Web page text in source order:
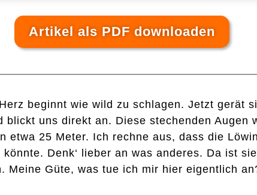
Artikel als PDF downloaden
beginnt wie wild zu schlagen. Jetzt gerät
blickt uns direkt an. Diese stechenden Augen
etwa 25 Meter. Ich rechne aus, dass die
Denk‘ lieber an was anderes. Da ist
Meine Güte, was tue ich mir hier eigentlich